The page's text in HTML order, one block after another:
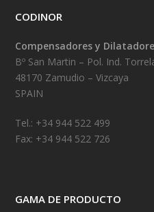
CODINOR
Compensadores y
Bº San Martin – Pol. Ind.
48170 Zamudio – Vizcaya
SPAIN
Tel.: +34 944 522 499
Fax: +34 944 522 726
GAMA DE PRODUCTO